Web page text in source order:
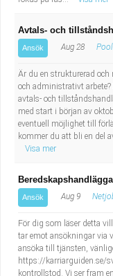
Avtals- och
Ansök Aug 28
Är du en strukturerad och
och administrativt
avtals- och
med start i början av
eventuell möjlighet till
kommer du att bli en del
Visa mer
Ansök Aug 9
För dig som läser detta
tar emot ansökningar via
ansöka till tjänsten,
https://karriarguiden.se/
kontrollstod. Vi ser fram